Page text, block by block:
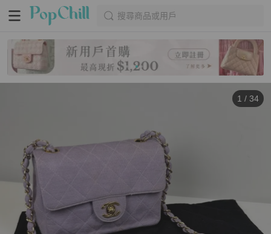
搜尋商品或用戶
1 / 34